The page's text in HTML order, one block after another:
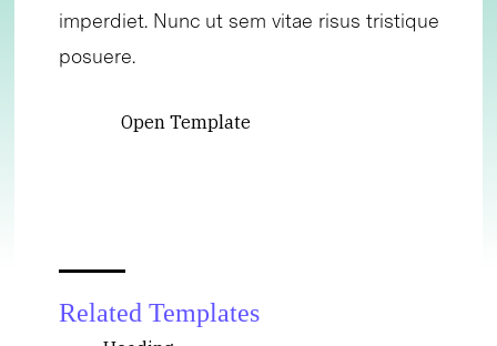
imperdiet. Nunc ut sem vitae risus tristique
posuere.
Open Template
Related Templates